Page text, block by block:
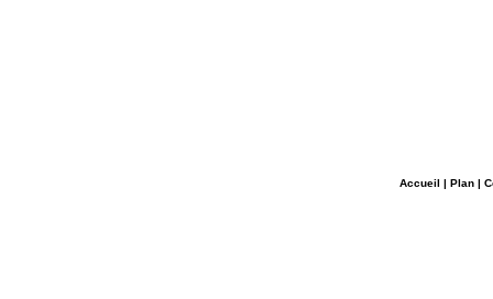
Accueil | Plan|